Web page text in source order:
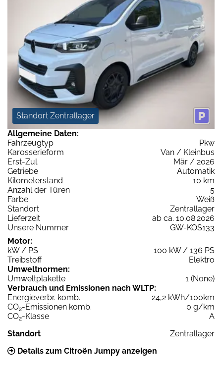
Standort Zentrallager
Allgemeine Daten:
Fahrzeugtyp
Pkw
Karosserieform
Van / Kleinbus
Erst-Zul.
Mär / 2026
Getriebe
Automatik
Kilometerstand
10 km
Anzahl der Türen
5
Farbe
Weiß
Standort
Zentrallager
Lieferzeit
ab ca. 10.08.2026
Unsere Nummer
GW-KOS133
Motor:
kW / PS
100 kW / 136 PS
Treibstoff
Elektro
Umweltnormen:
Umweltplakette
1 (None)
Verbrauch und Emissionen nach WLTP:
Energieverbr. komb.
24,2 kWh/100km
CO2-Emissionen komb.
0 g/km
CO2-Klasse
A
Standort
Zentrallager
Details zum Citroën Jumpy anzeigen